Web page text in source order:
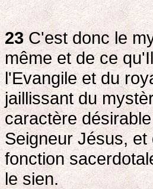
23C'est donc le
même et de ce
l'Evangile et du
jaillissant du
caractère
Seigneur Jésus,
fonction
le sien.